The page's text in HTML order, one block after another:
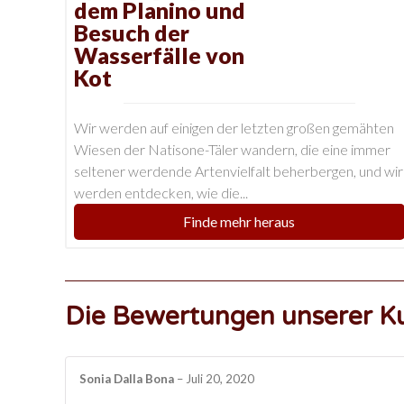
dem Planino und
Besuch der
Wasserfälle von
Kot
Wir werden auf einigen der letzten großen gemähten
Wiesen der Natisone-Täler wandern, die eine immer
seltener werdende Artenvielfalt beherbergen, und wir
werden entdecken, wie die...
Finde mehr heraus
Die Bewertungen unserer
Sonia Dalla Bona – Juli 20, 2020